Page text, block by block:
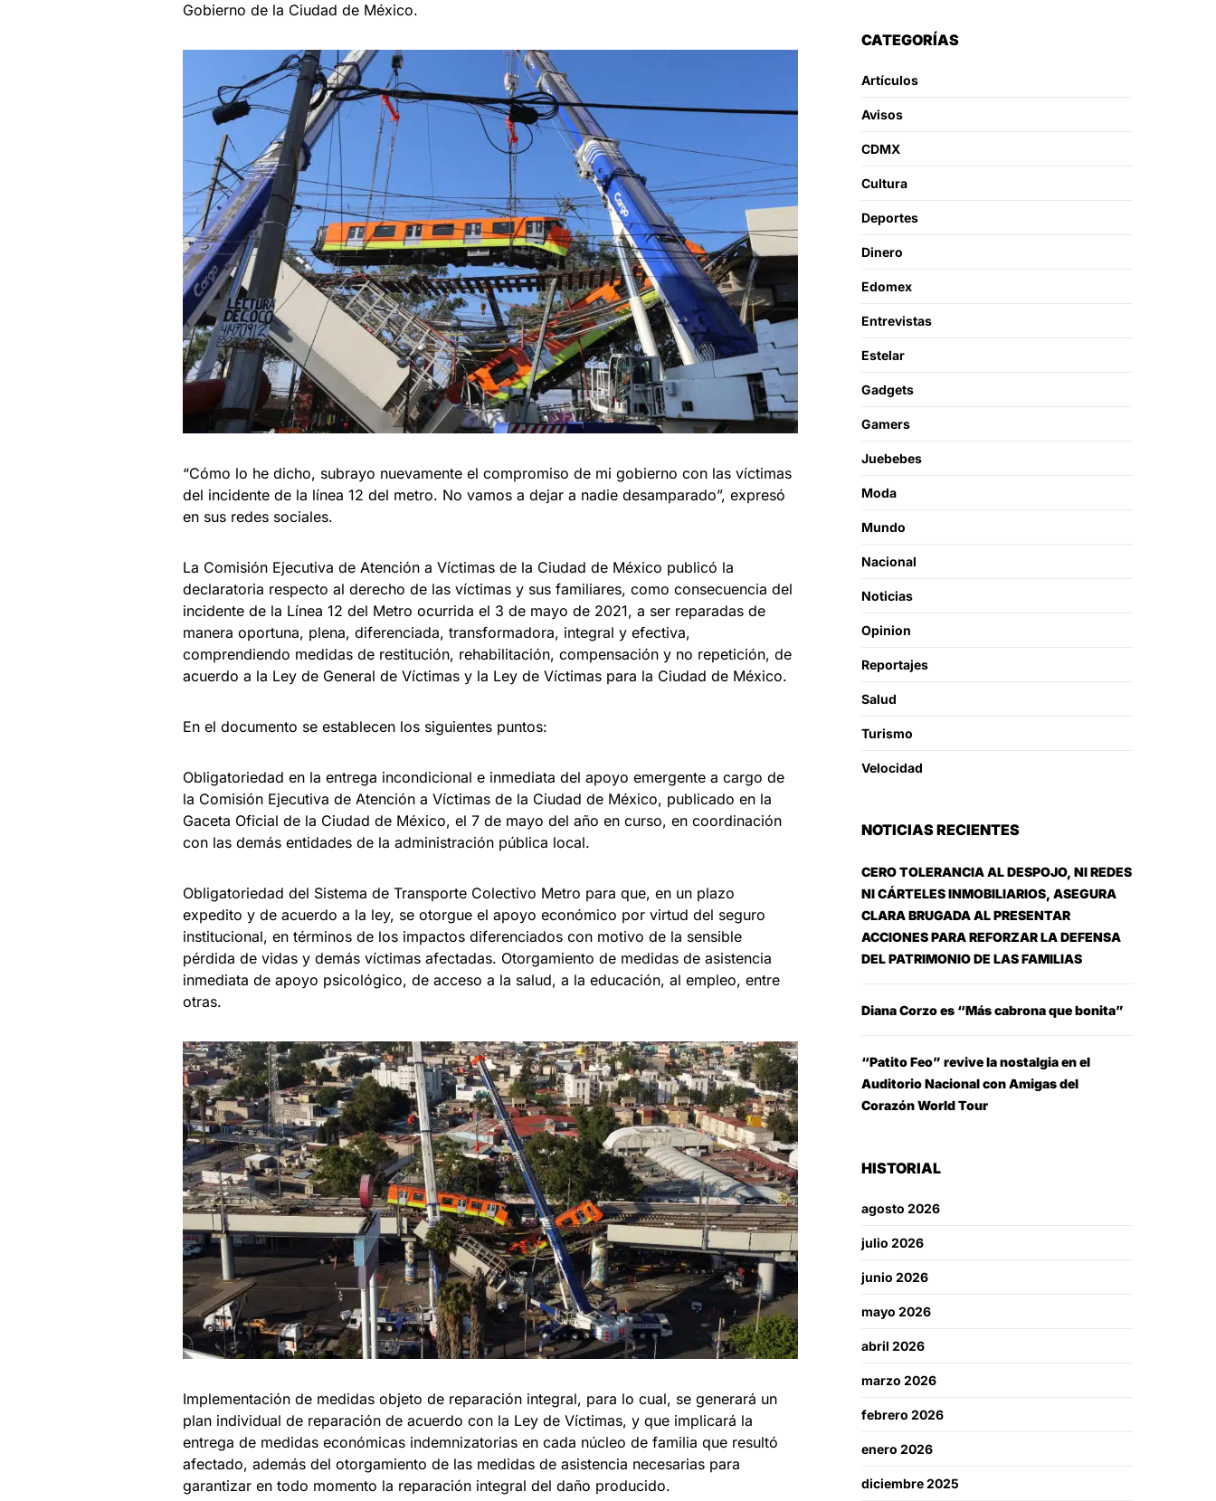
Gobierno de la Ciudad de México.
“Cómo lo he dicho, subrayo nuevamente el compromiso de mi gobierno con las víctimas
del incidente de la línea 12 del metro. No vamos a dejar a nadie desamparado”, expresó
en sus redes sociales.
La Comisión Ejecutiva de Atención a Víctimas de la Ciudad de México publicó la
declaratoria respecto al derecho de las víctimas y sus familiares, como consecuencia del
incidente de la Línea 12 del Metro ocurrida el 3 de mayo de 2021, a ser reparadas de
manera oportuna, plena, diferenciada, transformadora, integral y efectiva,
comprendiendo medidas de restitución, rehabilitación, compensación y no repetición, de
acuerdo a la Ley de General de Víctimas y la Ley de Víctimas para la Ciudad de México.
En el documento se establecen los siguientes puntos:
Obligatoriedad en la entrega incondicional e inmediata del apoyo emergente a cargo de
la Comisión Ejecutiva de Atención a Víctimas de la Ciudad de México, publicado en la
Gaceta Oficial de la Ciudad de México, el 7 de mayo del año en curso, en coordinación
con las demás entidades de la administración pública local.
Obligatoriedad del Sistema de Transporte Colectivo Metro para que, en un plazo
expedito y de acuerdo a la ley, se otorgue el apoyo económico por virtud del seguro
institucional, en términos de los impactos diferenciados con motivo de la sensible
pérdida de vidas y demás víctimas afectadas. Otorgamiento de medidas de asistencia
inmediata de apoyo psicológico, de acceso a la salud, a la educación, al empleo, entre
otras.
Implementación de medidas objeto de reparación integral, para lo cual, se generará un
plan individual de reparación de acuerdo con la Ley de Víctimas, y que implicará la
entrega de medidas económicas indemnizatorias en cada núcleo de familia que resultó
afectado, además del otorgamiento de las medidas de asistencia necesarias para
garantizar en todo momento la reparación integral del daño producido.
CATEGORÍAS
Artículos
Avisos
CDMX
Cultura
Deportes
Dinero
Edomex
Entrevistas
Estelar
Gadgets
Gamers
Juebebes
Moda
Mundo
Nacional
Noticias
Opinion
Reportajes
Salud
Turismo
Velocidad
NOTICIAS RECIENTES
CERO TOLERANCIA AL DESPOJO, NI REDES
NI CÁRTELES INMOBILIARIOS, ASEGURA
CLARA BRUGADA AL PRESENTAR
ACCIONES PARA REFORZAR LA DEFENSA
DEL PATRIMONIO DE LAS FAMILIAS
Diana Corzo es “Más cabrona que bonita”
“Patito Feo” revive la nostalgia en el
Auditorio Nacional con Amigas del
Corazón World Tour
HISTORIAL
agosto 2026
julio 2026
junio 2026
mayo 2026
abril 2026
marzo 2026
febrero 2026
enero 2026
diciembre 2025